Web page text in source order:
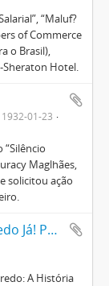
“Maluf?
of Commerce
o Brasil),
Sheraton Hotel.
01-23
Maglhães,
solicitou ação
“Tancredo: A História na Rua-Tancredo Já! Para Mudar”
A História